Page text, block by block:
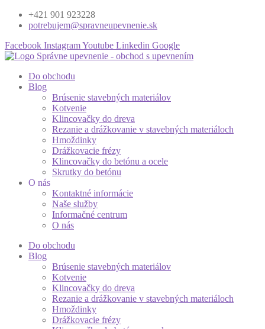
+421 901 923228
potrebujem@spravneupevnenie.sk
Facebook InstagramYoutube Linkedin Google
Do obchodu
Blog
Brúsenie stavebných materiálov
Kotvenie
Klincovačky do dreva
Rezanie a drážkovanie v stavebných materiáloch
Hmoždinky
Drážkovacie frézy
Klincovačky do betónu a ocele
Skrutky do betónu
O nás
Kontaktné informácie
Naše služby
Informačné centrum
O nás
Do obchodu
Blog
Brúsenie stavebných materiálov
Kotvenie
Klincovačky do dreva
Rezanie a drážkovanie v stavebných materiáloch
Hmoždinky
Drážkovacie frézy